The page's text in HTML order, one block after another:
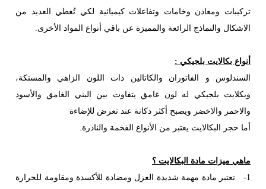
تركيبات ومعادن وخامات وتفاعلات كيميائية لكي تُعطي العديد من
الاشكال والنماذج الرائعة والمميزة عن باقي أنواع المواد الأخرى.
أنواع بكالايت بلجيكي :
السندلوس و الفاتوران والكاتالين ذات اللون الزاهي والمستكة،
وبكلايت بلجيكي له لون غامق يتفاوت بين البني الغامق والأسود
والاحمر والاخضر ويصبح أكثر دكانة عند تعرض للإضاءة
أما حجر البكالايت يعتبر من الأنواع الفخمة والنادرة.
ماهي ميزات مادة البكالايت ؟
1- تعتبر مادة مهمة شديدة العزل ومضادة للأكسدة ومقاومة للحرارة